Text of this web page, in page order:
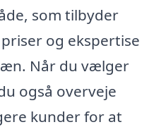
som tilbyder
og ekspertise
Når du vælger
også overveje
kunder for at